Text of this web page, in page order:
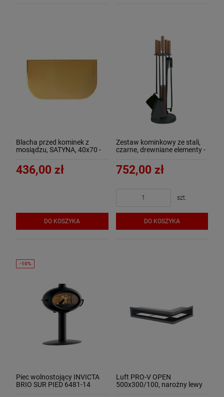
Blacha przed kominek z
mosiądzu, SATYNA, 40x70 -
436,00 zł
DO KOSZYKA
Zestaw kominkowy ze stali,
czarne, drewniane elementy -
752,00 zł
szt.
DO KOSZYKA
Piec wolnostojący INVICTA
BRIO SUR PIED 6481-14
Luft PRO-V OPEN
500x300/100, narożny lewy